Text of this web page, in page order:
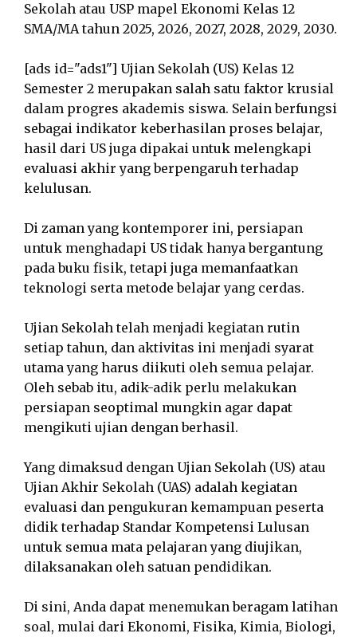
Sekolah atau USP mapel Ekonomi Kelas 12
SMA/MA tahun 2025, 2026, 2027, 2028, 2029, 2030.
[ads id="ads1"] Ujian Sekolah (US) Kelas 12
Semester 2 merupakan salah satu faktor krusial
dalam progres akademis siswa. Selain berfungsi
sebagai indikator keberhasilan proses belajar,
hasil dari US juga dipakai untuk melengkapi
evaluasi akhir yang berpengaruh terhadap
kelulusan.
Di zaman yang kontemporer ini, persiapan
untuk menghadapi US tidak hanya bergantung
pada buku fisik, tetapi juga memanfaatkan
teknologi serta metode belajar yang cerdas.
Ujian Sekolah telah menjadi kegiatan rutin
setiap tahun, dan aktivitas ini menjadi syarat
utama yang harus diikuti oleh semua pelajar.
Oleh sebab itu, adik-adik perlu melakukan
persiapan seoptimal mungkin agar dapat
mengikuti ujian dengan berhasil.
Yang dimaksud dengan Ujian Sekolah (US) atau
Ujian Akhir Sekolah (UAS) adalah kegiatan
evaluasi dan pengukuran kemampuan peserta
didik terhadap Standar Kompetensi Lulusan
untuk semua mata pelajaran yang diujikan,
dilaksanakan oleh satuan pendidikan.
Di sini, Anda dapat menemukan beragam latihan
soal, mulai dari Ekonomi, Fisika, Kimia, Biologi,